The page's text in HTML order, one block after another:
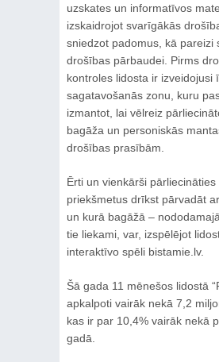
uzskates un informatīvos
izskaidrojot svarīgākās
sniedzot padomus, kā pareizi
drošības pārbaudei. Pirms
kontroles lidosta ir izveidojusi
sagatavošanās zonu, kuru
izmantot, lai vēlreiz
bagāža un personiskās
drošības prasībām.
Ērti un vienkārši
priekšmetus drīkst pārvadāt
un kurā bagāžā –
tie liekami, var, izspēlējot
interaktīvo spēli bistamie.lv.
Šā gada 11 mēnešos lidostā
apkalpoti vairāk nekā 7,2
kas ir par 10,4% vairāk nekā
gadā.